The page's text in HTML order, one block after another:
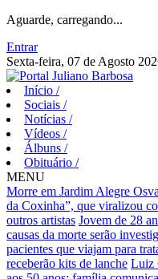
Aguarde, carregando...
Entrar
Sexta-feira, 07 de Agosto
Início /
Sociais /
Notícias /
Vídeos /
Álbuns /
Obituário /
MENU
Morre em Jardim Alegre
da Coxinha”, que viralizou
outros artistas Jovem de 28
causas da morte serão
pacientes que viajam para
receberão kits de lanche Luiz